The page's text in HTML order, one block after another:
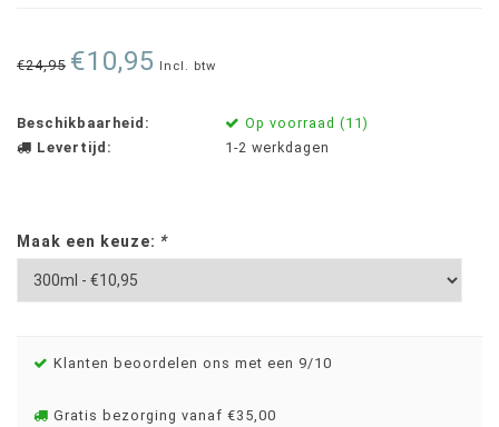
€24,95 €10,95 Incl. btw
Beschikbaarheid:
Op voorraad (11)
Levertijd:
1-2 werkdagen
Maak een keuze: *
Klanten beoordelen ons met een 9/10
Gratis bezorging vanaf €35,00